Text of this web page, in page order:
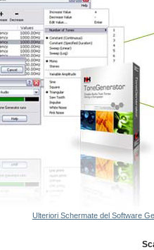
Ulteriori Schermate del Software